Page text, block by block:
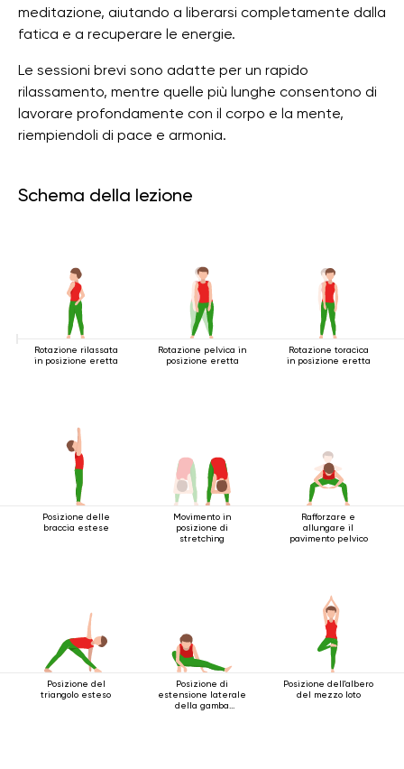
meditazione, aiutando a liberarsi completamente dalla
fatica e a recuperare le energie.
Le sessioni brevi sono adatte per un rapido
rilassamento, mentre quelle più lunghe consentono di
lavorare profondamente con il corpo e la mente,
riempiendoli di pace e armonia.
Schema della lezione
Rotazione rilassata
in posizione eretta
Rotazione pelvica in
posizione eretta
Rotazione toracica
in posizione eretta
Posizione delle
braccia estese
Movimento in
posizione di
stretching
Rafforzare e
allungare il
pavimento pelvico
Posizione del
triangolo esteso
Posizione di
estensione laterale
della gamba
Posizione dell'albero
del mezzo loto